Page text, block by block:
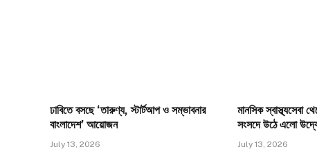
ঢাবিতে বসছে ‘তারুণ্য, স্টার্টআপ ও সম্ভাবনার
বাংলাদেশ’ আয়োজন
July 13, 2026
মানসিক স্বাস্থ্যসেবা
সংসদে উঠে এলো
July 13, 2026